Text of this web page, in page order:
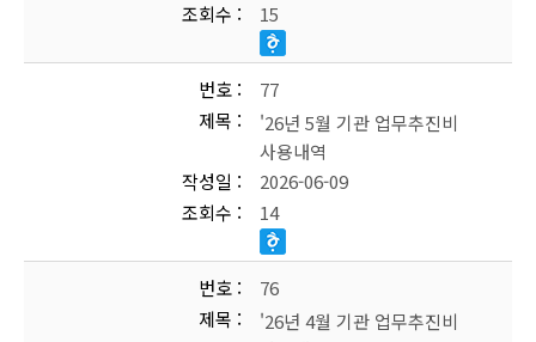
조회수
15
번호
77
제목
'26년 5월 기관 업무추진비
사용내역
작성일
2026-06-09
조회수
14
번호
76
제목
'26년 4월 기관 업무추진비